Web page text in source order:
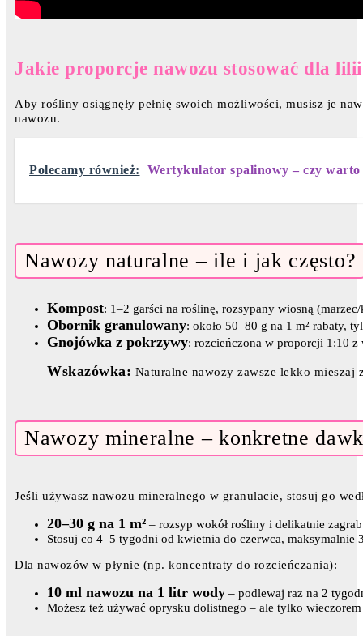
Jakie proporcje nawozu stosować dla
Aby rośliny osiągnęły pełnię swoich możliwości, musisz je
nawozu.
Polecamy również: Wertykulator spalinowy – czy warto
Nawozy naturalne – ile i jak często?
Kompost: 1–2 garści na roślinę, rozsypany wiosną
Obornik granulowany: około 50–80 g na 1 m² rabaty,
Gnojówka z pokrzywy: rozcieńczona w proporcji 1:10
Wskazówka: Naturalne nawozy zawsze lekko
Nawozy mineralne – konkretne
Jeśli używasz nawozu mineralnego w granulacie, stosuj go
20–30 g na 1 m² – rozsyp wokół rośliny i delikatnie
Stosuj co 4–5 tygodni od kwietnia do czerwca, maksymalnie
Dla nawozów w płynie (np. koncentraty do rozcieńczania):
10 ml nawozu na 1 litr wody – podlewaj raz na 2
Możesz też używać oprysku dolistnego – ale tylko